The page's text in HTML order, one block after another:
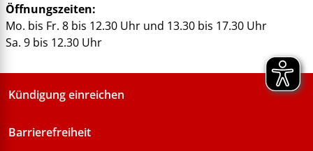
Öffnungszeiten:
Mo. bis Fr. 8 bis 12.30 Uhr und 13.30 bis 17.30 Uhr
Sa. 9 bis 12.30 Uhr
Kündigung einreichen
Barrierefreiheit